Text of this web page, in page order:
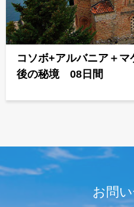
コソボ+アルバニア＋
後の秘境 08日間
お問